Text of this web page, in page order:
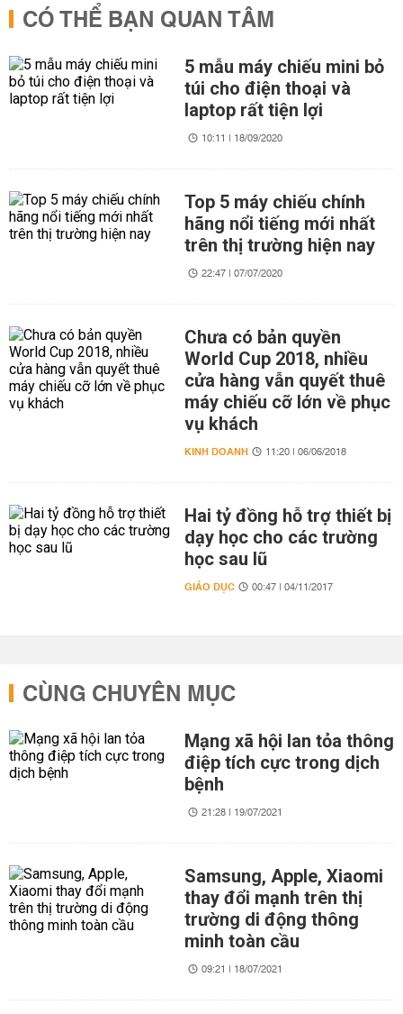
CÓ THỂ BẠN QUAN TÂM
5 mẫu máy chiếu mini bỏ
túi cho điện thoại và
laptop rất tiện lợi
10:11 | 18/09/2020
Top 5 máy chiếu chính
hãng nổi tiếng mới nhất
trên thị trường hiện nay
22:47 | 07/07/2020
Chưa có bản quyền
World Cup 2018, nhiều
cửa hàng vẫn quyết thuê
máy chiếu cỡ lớn về phục
vụ khách
KINH DOANH 11:20 | 06/06/2018
Hai tỷ đồng hỗ trợ thiết bị
dạy học cho các trường
học sau lũ
GIÁO DỤC 00:47 | 04/11/2017
CÙNG CHUYÊN MỤC
Mạng xã hội lan tỏa thông
điệp tích cực trong dịch
bệnh
21:28 | 19/07/2021
Samsung, Apple, Xiaomi
thay đổi mạnh trên thị
trường di động thông
minh toàn cầu
09:21 | 18/07/2021